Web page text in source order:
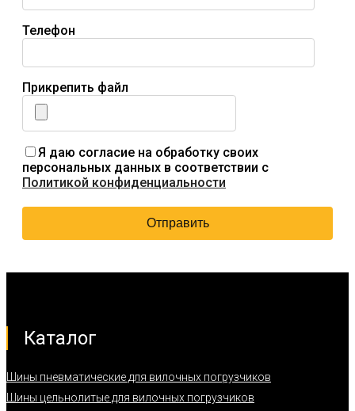
Телефон
Прикрепить файл
Я даю согласие на обработку своих
персональных данных в соответствии с
Политикой конфиденциальности
Каталог
Шины пневматические для вилочных погрузчиков
Шины цельнолитые для вилочных погрузчиков